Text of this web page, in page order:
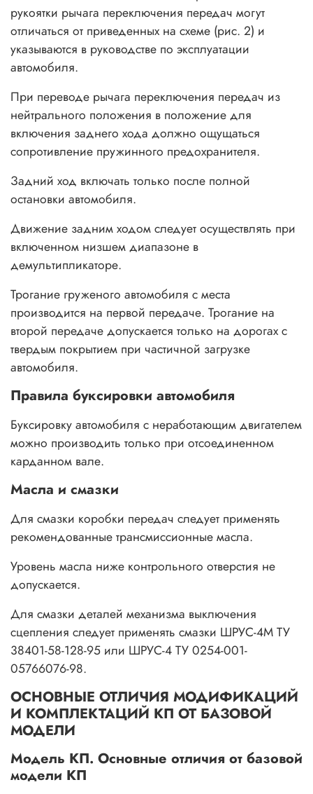
рукоятки рычага переключения передач могут
отличаться от приведенных на схеме (рис. 2) и
указываются в руководстве по эксплуатации
автомобиля.
При переводе рычага переключения передач из
нейтрального положения в положение для
включения заднего хода должно ощущаться
сопротивление пружинного предохранителя.
Задний ход включать только после полной
остановки автомобиля.
Движение задним ходом следует осуществлять при
включенном низшем диапазоне в
демультипликаторе.
Трогание груженого автомобиля с места
производится на первой передаче. Трогание на
второй передаче допускается только на дорогах с
твердым покрытием при частичной загрузке
автомобиля.
Правила буксировки автомобиля
Буксировку автомобиля с неработающим двигателем
можно производить только при отсоединенном
карданном вале.
Масла и смазки
Для смазки коробки передач следует применять
рекомендованные трансмиссионные масла.
Уровень масла ниже контрольного отверстия не
допускается.
Для смазки деталей механизма выключения
сцепления следует применять смазки ШРУС-4М ТУ
38401-58-128-95 или ШРУС-4 ТУ 0254-001-
05766076-98.
ОСНОВНЫЕ ОТЛИЧИЯ МОДИФИКАЦИЙ
И КОМПЛЕКТАЦИЙ КП ОТ БАЗОВОЙ
МОДЕЛИ
Модель КП. Основные отличия от базовой
модели КП